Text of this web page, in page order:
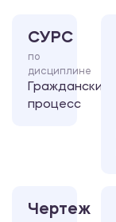
СУРС
по
дисциплине
Гражданский
процесс
Чертеж